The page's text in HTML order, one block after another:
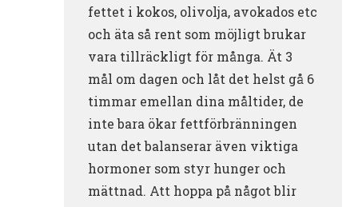
fettet i kokos, olivolja, avokados etc
och äta så rent som möjligt brukar
vara tillräckligt för många. Ät 3
mål om dagen och låt det helst gå 6
timmar emellan dina måltider, de
inte bara ökar fettförbränningen
utan det balanserar även viktiga
hormoner som styr hunger och
mättnad. Att hoppa på något blir